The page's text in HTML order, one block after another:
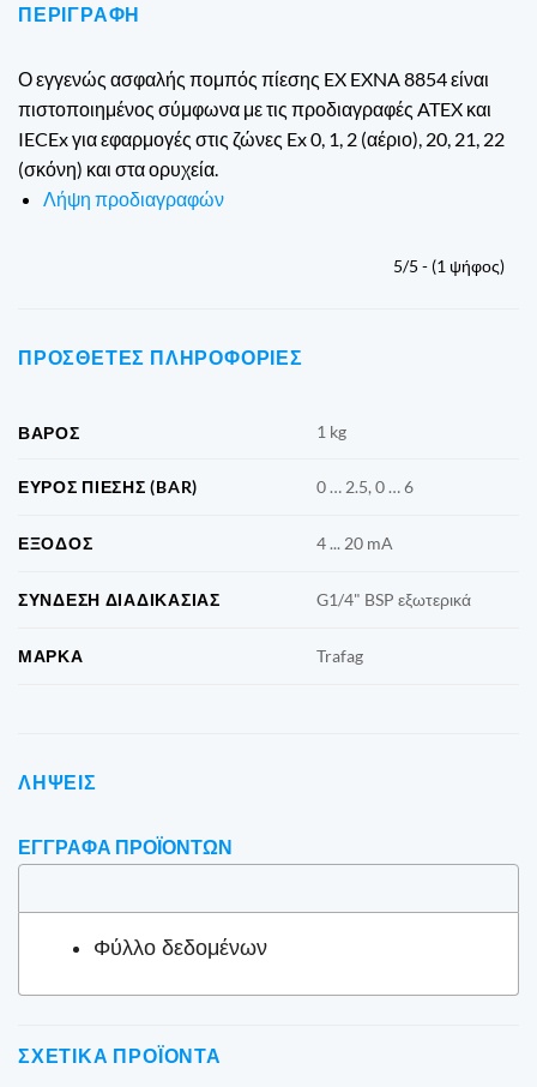
ΠΕΡΙΓΡΑΦΉ
Ο εγγενώς ασφαλής πομπός πίεσης EX EXNA 8854 είναι
πιστοποιημένος σύμφωνα με τις προδιαγραφές ATEX και
IECEx για εφαρμογές στις ζώνες Ex 0, 1, 2 (αέριο), 20, 21, 22
(σκόνη) και στα ορυχεία.
Λήψη προδιαγραφών
5/5 - (1 ψήφος)
ΠΡΌΣΘΕΤΕΣ ΠΛΗΡΟΦΟΡΊΕΣ
ΒΆΡΟΣ 1 kg
ΕΎΡΟΣ ΠΊΕΣΗΣ (BAR) 0 … 2.5, 0 … 6
ΈΞΟΔΟΣ 4 ... 20 mA
ΣΎΝΔΕΣΗ ΔΙΑΔΙΚΑΣΊΑΣ G1/4" BSP εξωτερικά
ΜΆΡΚΑ Trafag
ΛΉΨΕΙΣ
ΈΓΓΡΑΦΑ ΠΡΟΪΌΝΤΩΝ
Φύλλο δεδομένων
ΣΧΕΤΙΚΆ ΠΡΟΪΌΝΤΑ